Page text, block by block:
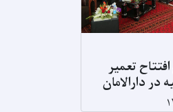
تعمیر
دارالامان